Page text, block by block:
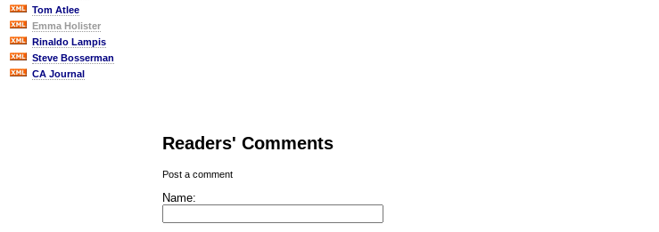
Tom Atlee
Emma Holister
Rinaldo Lampis
Steve Bosserman
CA Journal
Readers' Comments
Post a comment
Name: